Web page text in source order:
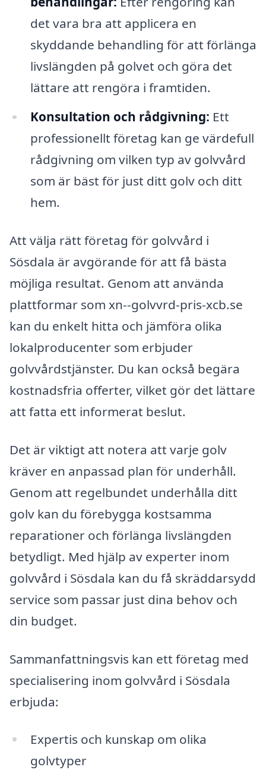
det vara bra att applicera en
skyddande behandling för att förlänga
livslängden på golvet och göra det
lättare att rengöra i framtiden.
Konsultation och rådgivning: Ett
professionellt företag kan ge värdefull
rådgivning om vilken typ av golvvård
som är bäst för just ditt golv och ditt
hem.
Att välja rätt företag för golvvård i
Sösdala är avgörande för att få bästa
möjliga resultat. Genom att använda
plattformar som xn--golvvrd-pris-xcb.se
kan du enkelt hitta och jämföra olika
lokalproducenter som erbjuder
golvvårdstjänster. Du kan också begära
kostnadsfria offerter, vilket gör det lättare
att fatta ett informerat beslut.
Det är viktigt att notera att varje golv
kräver en anpassad plan för underhåll.
Genom att regelbundet underhålla ditt
golv kan du förebygga kostsamma
reparationer och förlänga livslängden
betydligt. Med hjälp av experter inom
golvvård i Sösdala kan du få skräddarsydd
service som passar just dina behov och
din budget.
Sammanfattningsvis kan ett företag med
specialisering inom golvvård i Sösdala
erbjuda:
Expertis och kunskap om olika
golvtyper